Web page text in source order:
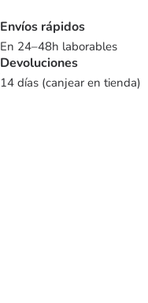
Envíos rápidos
En 24–48h laborables
Devoluciones
14 días (canjear en tienda)